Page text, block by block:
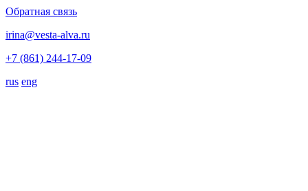
Обратная связь
irina@vesta-alva.ru
+7 (861) 244-17-09
rus eng